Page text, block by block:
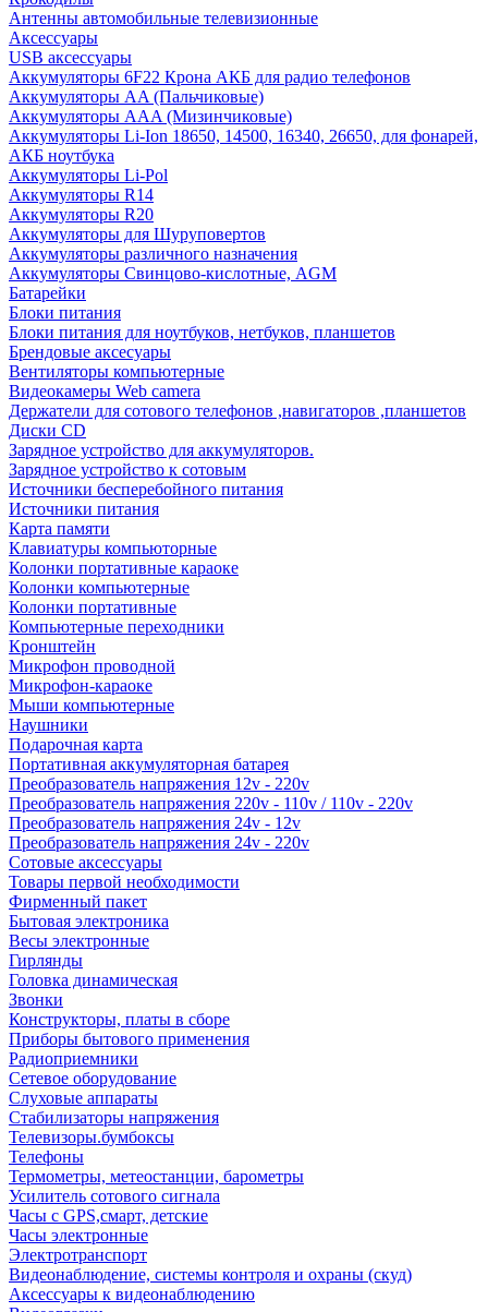
Антенны автомобильные телевизионные
Аксессуары
USB аксессуары
Аккумуляторы 6F22 Крона АКБ для радио телефонов
Аккумуляторы AA (Пальчиковые)
Аккумуляторы AAA (Мизинчиковые)
Аккумуляторы Li-Ion 18650, 14500, 16340, 26650, для фонарей,
АКБ ноутбука
Аккумуляторы Li-Pol
Аккумуляторы R14
Аккумуляторы R20
Аккумуляторы для Шуруповертов
Аккумуляторы различного назначения
Аккумуляторы Свинцово-кислотные, AGM
Батарейки
Блоки питания
Блоки питания для ноутбуков, нетбуков, планшетов
Брендовые аксесуары
Вентиляторы компьютерные
Видеокамеры Web camera
Держатели для сотового телефонов ,навигаторов ,планшетов
Диски CD
Зарядное устройство для аккумуляторов.
Зарядное устройство к сотовым
Источники бесперебойного питания
Источники питания
Карта памяти
Клавиатуры компьюторные
Колонки портативные караоке
Колонки компьютерные
Колонки портативные
Компьютерные переходники
Кронштейн
Микрофон проводной
Микрофон-караоке
Мыши компьютерные
Наушники
Подарочная карта
Портативная аккумуляторная батарея
Преобразователь напряжения 12v - 220v
Преобразователь напряжения 220v - 110v / 110v - 220v
Преобразователь напряжения 24v - 12v
Преобразователь напряжения 24v - 220v
Сотовые аксессуары
Товары первой необходимости
Фирменный пакет
Бытовая электроника
Весы электронные
Гирлянды
Головка динамическая
Звонки
Конструкторы, платы в сборе
Приборы бытового применения
Радиоприемники
Сетевое оборудование
Слуховые аппараты
Стабилизаторы напряжения
Телевизоры.бумбоксы
Телефоны
Термометры, метеостанции, барометры
Усилитель сотового сигнала
Часы с GPS,смарт, детские
Часы электронные
Электротранспорт
Видеонаблюдение, системы контроля и охраны (скуд)
Аксессуары к видеонаблюдению